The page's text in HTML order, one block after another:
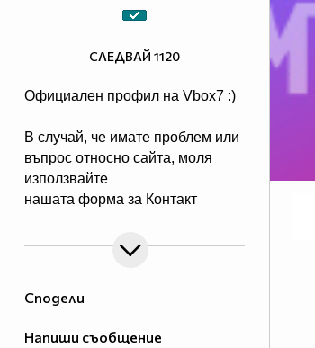
Сподели
Напиши съобщение
Официален профил на Vbox7 :)
В случай, че имате проблем или
въпрос относно сайта, моля
използвайте
нашата форма за Контакт
СЛЕДВАЙ 1120